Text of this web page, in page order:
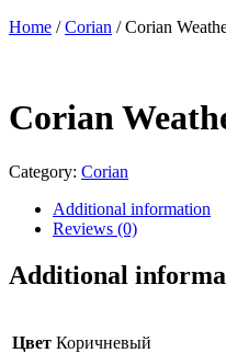
Home /Corian / Corian
Corian
Category: Corian
Additional information
Reviews (0)
Additional
Цвет Коричневый